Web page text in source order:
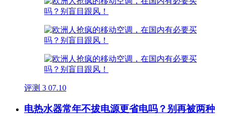
评测 3 07.10
电热水器常年不拔电源更省电吗？别再被两种